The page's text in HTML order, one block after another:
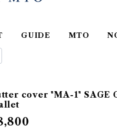
GUIDE MTO
cover "MA-1" SAGE